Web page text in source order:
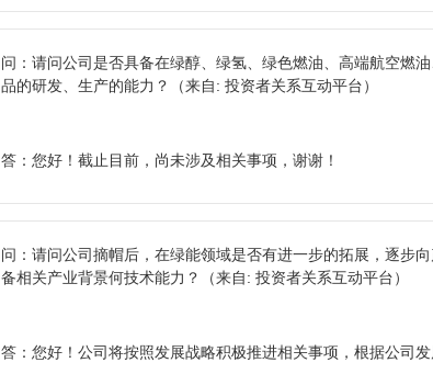
问： 请问公司是否具备在绿醇、绿氢、绿色燃油、高端航空燃
品的研发、生产的能力？
（来自: 投资者关系互动平台）
答： 您好！截止目前，尚未涉及相关事项，谢谢！
问： 请问公司摘帽后，在绿能领域是否有进一步的拓展，逐步
备相关产业背景何技术能力？
（来自: 投资者关系互动平台）
答： 您好！公司将按照发展战略积极推进相关事项，根据公司